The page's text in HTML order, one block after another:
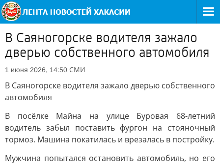
В Саяногорске водителя зажало
дверью собственного автомобиля
1 июня 2026, 14:50 СМИ
В Саяногорске водителя зажало дверью собственного
автомобиля
В посёлке Майна на улице Буровая 68-летний
водитель забыл поставить фургон на стояночный
тормоз. Машина покатилась и врезалась в постройку.
Мужчина попытался остановить автомобиль, но его